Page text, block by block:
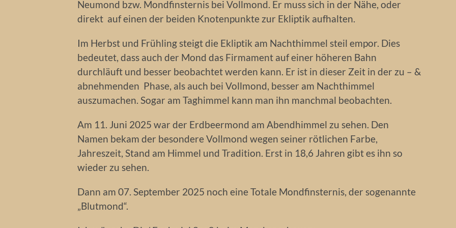
Neumond bzw. Mondfinsternis bei Vollmond. Er muss sich in der Nähe, oder
direkt auf einen der beiden Knotenpunkte zur Ekliptik aufhalten.
Im Herbst und Frühling steigt die Ekliptik am Nachthimmel steil empor. Dies
bedeutet, dass auch der Mond das Firmament auf einer höheren Bahn
durchläuft und besser beobachtet werden kann. Er ist in dieser Zeit in der zu – &
abnehmenden Phase, als auch bei Vollmond, besser am Nachthimmel
auszumachen. Sogar am Taghimmel kann man ihn manchmal beobachten.
Am 11. Juni 2025 war der Erdbeermond am Abendhimmel zu sehen. Den
Namen bekam der besondere Vollmond wegen seiner rötlichen Farbe,
Jahreszeit, Stand am Himmel und Tradition. Erst in 18,6 Jahren gibt es ihn so
wieder zu sehen.
Dann am 07. September 2025 noch eine Totale Mondfinsternis, der sogenannte
„Blutmond“.